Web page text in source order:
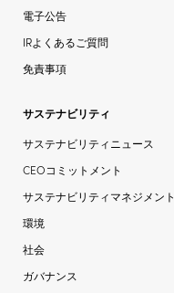
電子公告
IRよくあるご質問
免責事項
サステナビリティ
サステナビリティニュース
CEOコミットメント
サステナビリティマネジメント
環境
社会
ガバナンス